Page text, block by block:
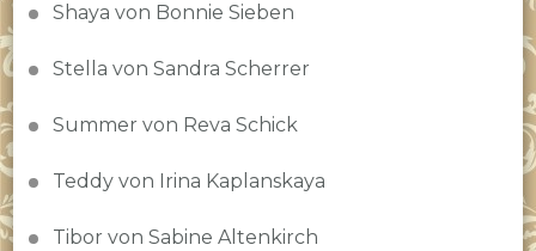
Shaya von Bonnie Sieben
Stella von Sandra Scherrer
Summer von Reva Schick
Teddy von Irina Kaplanskaya
Tibor von Sabine Altenkirch